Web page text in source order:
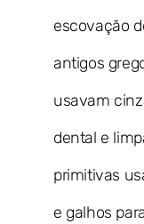
escovação
antigos
usavam
dental e
primitivas
e galhos